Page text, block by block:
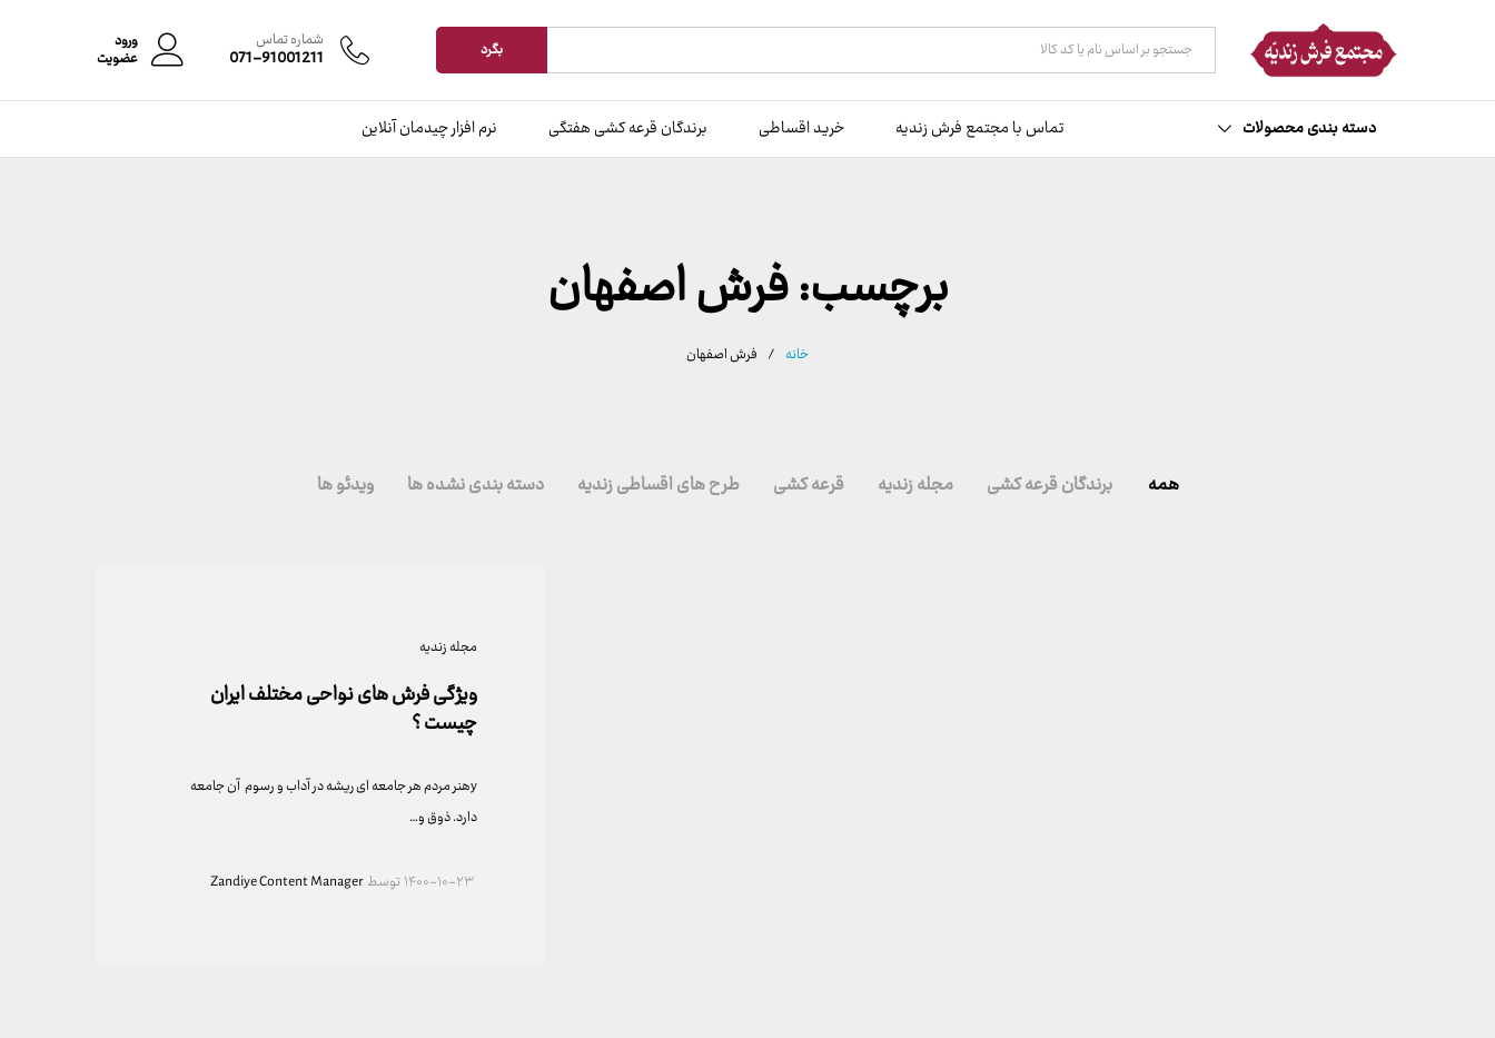
همه دسته ها بگرد شماره تماس
071-91001211
ورود
عضویت
دسته بندی محصولات تماس با مجتمع فرش زندیه خرید اقساطی برندگان قرعه کشی هفتگی نرم افزار چیدمان آنلاین
برچسب:فرش اصفهان
خانه / فرش اصفهان
همه برندگان قرعه کشی مجله زندیه قرعه کشی طرح های اقساطی زندیه دسته بندی نشده ها ویدئو ها
مجله زندیه
ویژگی‌ فرش‌ های نواحی مختلف ایران
چیست ؟
yهنر مردم هر جامعه ای ریشه در آداب و رسوم آن جامعه
دارد. ذوق و…
۱۴۰۰-۱۰-۲۳توسطZandiye Content Manager